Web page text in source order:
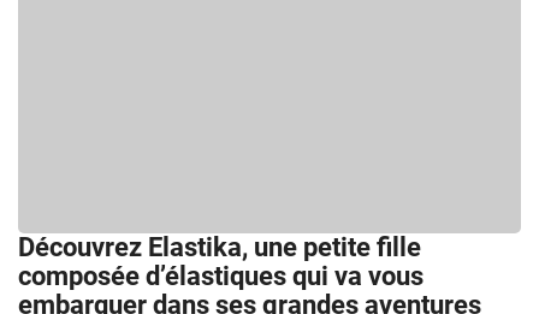
Découvrez Elastika, une petite fille
composée d’élastiques qui va vous
embarquer dans ses grandes aventures